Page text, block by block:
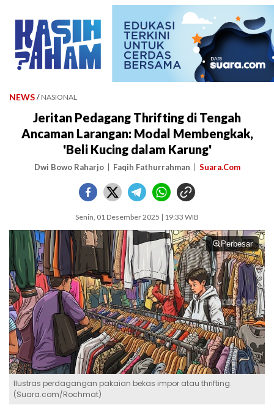
NEWS / NASIONAL
Jeritan Pedagang Thrifting di Tengah
Ancaman Larangan: Modal Membengkak,
'Beli Kucing dalam Karung'
Dwi Bowo Raharjo Faqih Fathurrahman Suara.Com
Senin, 01 Desember 2025 | 19:33 WIB
Perbesar
Ilustras perdagangan pakaian bekas impor atau thrifting.
(Suara.com/Rochmat)